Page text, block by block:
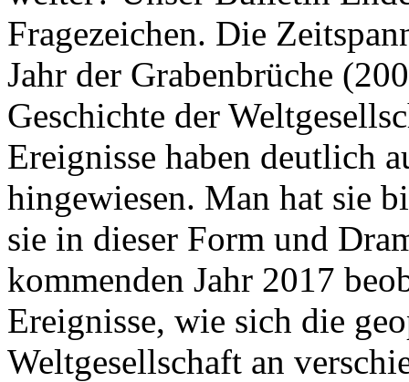
Fragezeichen. Die
Jahr der Grabenbrüche
Geschichte der
Ereignisse haben deutlich
hingewiesen. Man hat sie
sie in dieser Form und
kommenden Jahr 2017
Ereignisse, wie sich die
Weltgesellschaft an